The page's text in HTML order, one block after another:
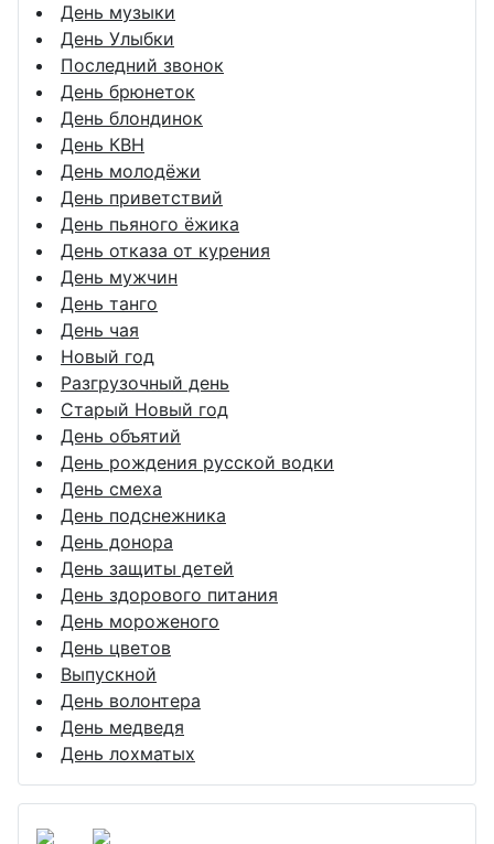
День музыки
День Улыбки
Последний звонок
День брюнеток
День блондинок
День КВН
День молодёжи
День приветствий
День пьяного ёжика
День отказа от курения
День мужчин
День танго
День чая
Новый год
Разгрузочный день
Старый Новый год
День объятий
День рождения русской водки
День смеха
День подснежника
День донора
День защиты детей
День здорового питания
День мороженого
День цветов
Выпускной
День волонтера
День медведя
День лохматых